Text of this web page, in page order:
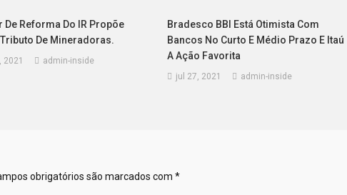
De Reforma Do IR Propõe
De Mineradoras.
2021 admin-inside
Bradesco BBI Está Otimista Com
Bancos No Curto E Médio Prazo E Itaú
A Ação Favorita
jul 27, 2021 admin-inside
obrigatórios são marcados com *